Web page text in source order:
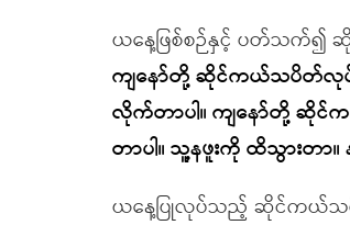
ယနေ့ဖြစ်စဉ်နှင့် ပတ်သက်၍
ကျနော်တို့ ဆိုင်ကယ်သပိတ်လုပ်တ
လိုက်တာပါ။ ကျနော်တို့ ဆို
တာပါ။ သူ့နဖူးကို ထိသွားတာ။
ယနေ့ပြုလုပ်သည့် ဆိုင်ကယ်သပိတ်စ